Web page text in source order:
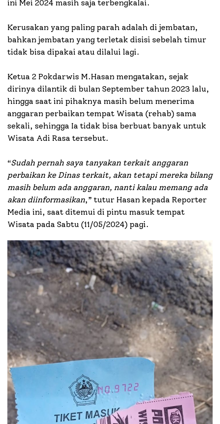
ini Mei 2024 masih saja terbengkalai.
Kerusakan yang paling parah adalah di jembatan,
bahkan jembatan yang terletak disisi sebelah timur
tidak bisa dipakai atau dilalui lagi.
Ketua 2 Pokdarwis M.Hasan mengatakan, sejak
dirinya dilantik di bulan September tahun 2023 lalu,
hingga saat ini pihaknya masih belum menerima
anggaran perbaikan tempat Wisata (rehab) sama
sekali, sehingga Ia tidak bisa berbuat banyak untuk
Wisata Adi Rasa tersebut.
“Sudah pernah saya tanyakan terkait anggaran
perbaikan ke Dinas terkait, akan tetapi mereka bilang
masih belum ada anggaran, nanti kalau memang ada
akan diinformasikan,” tutur Hasan kepada Reporter
Media ini, saat ditemui di pintu masuk tempat
Wisata pada Sabtu (11/05/2024) pagi.